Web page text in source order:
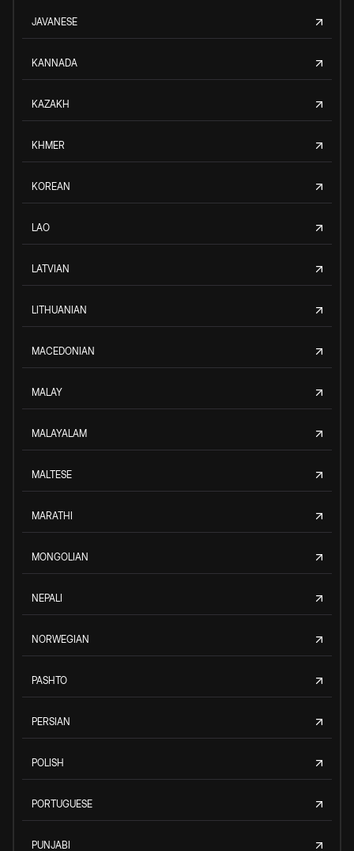
JAVANESE
KANNADA
KAZAKH
KHMER
KOREAN
LAO
LATVIAN
LITHUANIAN
MACEDONIAN
MALAY
MALAYALAM
MALTESE
MARATHI
MONGOLIAN
NEPALI
NORWEGIAN
PASHTO
PERSIAN
POLISH
PORTUGUESE
PUNJABI